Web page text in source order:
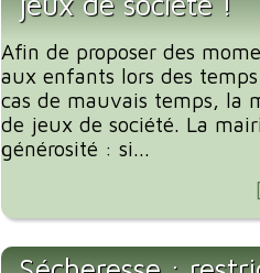
Afin de proposer des
aux enfants lors des
cas de mauvais temps, la
de jeux de société. La
générosité : si...